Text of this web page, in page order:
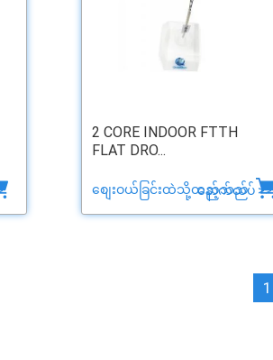
2 CORE INDOOR FTTH
FLAT DRO...
စျေးဝယ်ခြင်းထဲသို့ထည့်သည်
နောက်ထပ် >>
1